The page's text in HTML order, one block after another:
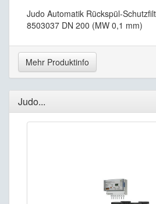
Judo Automatik Rückspül-
8503037 DN 200 (MW 0,1 mm)
Mehr Produktinfo
Judo...